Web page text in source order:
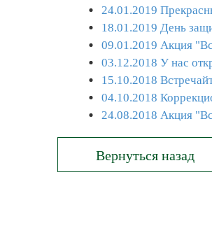
24.01.2019
18.01.2019 День
09.01.2019 Акция
03.12.2018 У нас
15.10.2018
04.10.2018
24.08.2018 Акция